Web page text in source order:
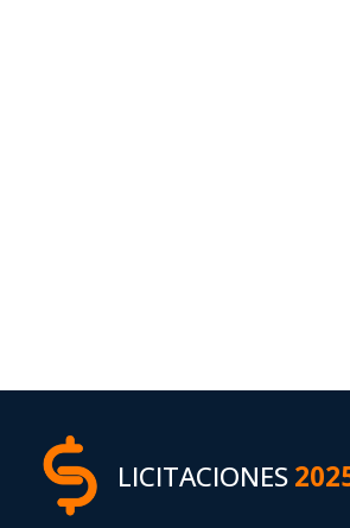
LICITACIONES